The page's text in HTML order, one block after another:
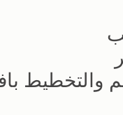
والتخطيط